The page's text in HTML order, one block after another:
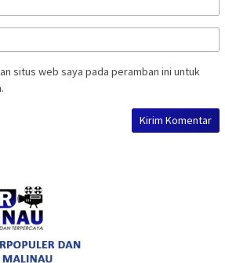
situs web saya pada peramban ini untuk